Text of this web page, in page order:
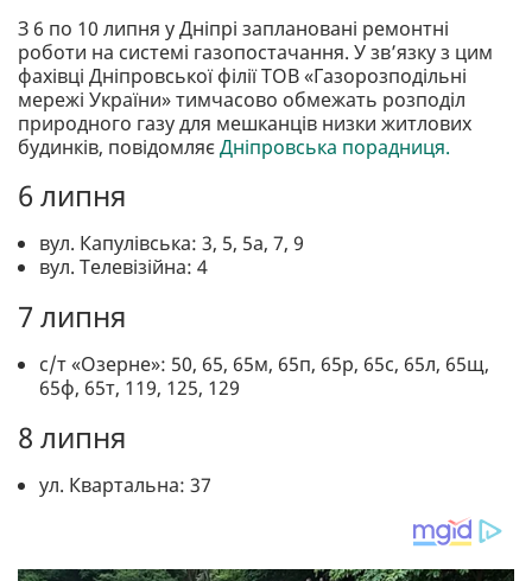
З 6 по 10 липня у Дніпрі заплановані ремонтні
роботи на системі газопостачання. У звʼязку з цим
фахівці Дніпровської філії ТОВ «Газорозподільні
мережі України» тимчасово обмежать розподіл
природного газу для мешканців низки житлових
будинків, повідомляєДніпровська порадниця.
6 липня
вул. Капулівська: 3, 5, 5а, 7, 9
вул. Телевізійна: 4
7 липня
с/т «Озерне»: 50, 65, 65м, 65п, 65р, 65с, 65л, 65щ,
65ф, 65т, 119, 125, 129
8 липня
ул. Квартальна: 37